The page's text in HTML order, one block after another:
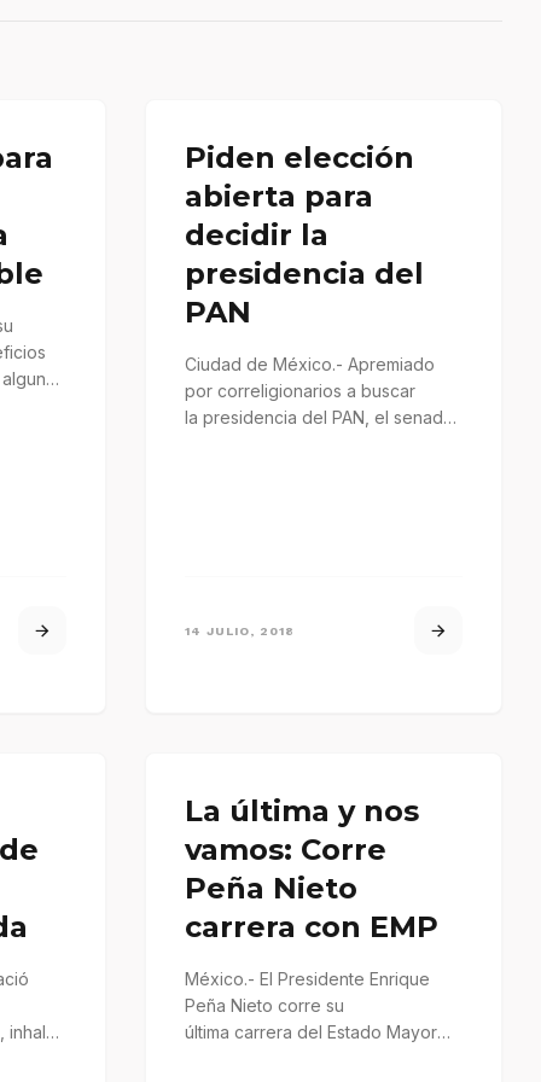
Piden elección
abierta para
decidir la
presidencia del
PAN
Ciudad de México.- Apremiado
por correligionarios a buscar
la presidencia del PAN, el senador
14 JULIO, 2018
inhaló,
La última y nos
vamos: Corre
Peña Nieto
carrera con EMP
México.- El Presidente Enrique
Peña Nieto corre su
última carrera del Estado Mayor